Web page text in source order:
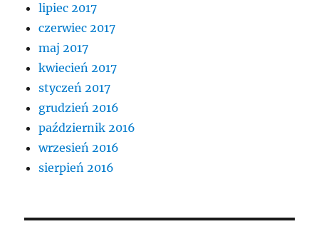
lipiec 2017
czerwiec 2017
maj 2017
kwiecień 2017
styczeń 2017
grudzień 2016
październik 2016
wrzesień 2016
sierpień 2016